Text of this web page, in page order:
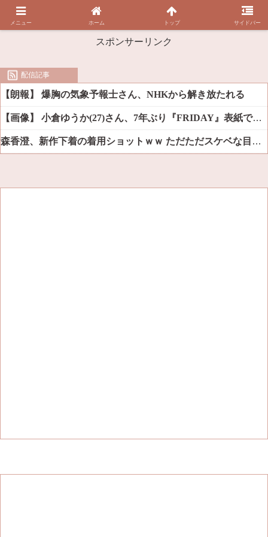
スポンサーリンク
配信記事
【朗報】 爆胸の気象予報士さん、NHKから解き放たれる
【画像】 小倉ゆうか(27)さん、7年ぶり『FRIDAY』表紙で神ボディ大解放
森香澄、新作下着の着用ショットｗｗ ただただスケベな目でしか見れんだろ！！
メニュー ホーム トップ サイドバー